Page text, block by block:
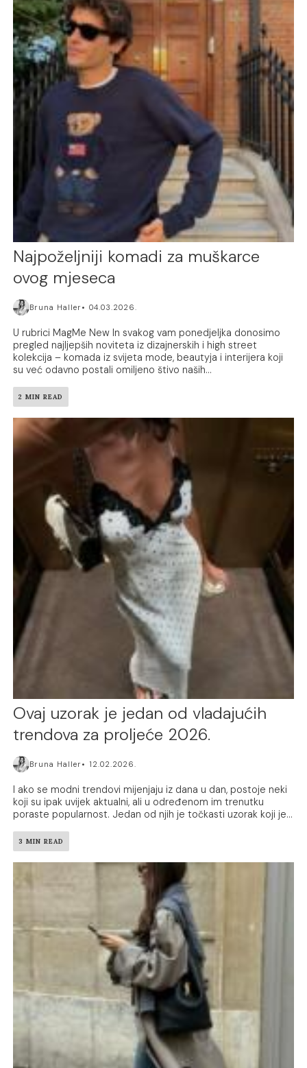
Najpoželjniji komadi za muškarce
ovog mjeseca
Bruna Haller 04.03.2026.
U rubrici MagMe New In svakog vam ponedjeljka donosimo
pregled najljepših noviteta iz dizajnerskih i high street
kolekcija – komada iz svijeta mode, beautyja i interijera koji
su već odavno postali omiljeno štivo naših...
2 MIN READ
Ovaj uzorak je jedan od vladajućih
trendova za proljeće 2026.
Bruna Haller 12.02.2026.
I ako se modni trendovi mijenjaju iz dana u dan, postoje neki
koji su ipak uvijek aktualni, ali u određenom im trenutku
poraste popularnost. Jedan od njih je točkasti uzorak koji je...
3 MIN READ